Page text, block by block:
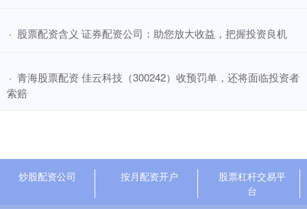
· ​股票配资含义 证券配资公司：助您放大收益，把握投资良机
· ​青海股票配资 佳云科技（300242）收预罚单，还将面临投资者
索赔
炒股配资公司 按月配资开户
股票杠杆交易平
台